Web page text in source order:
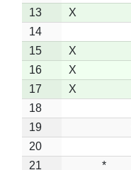
13
X
14
15
X
16
X
17
X
18
19
20
21
*